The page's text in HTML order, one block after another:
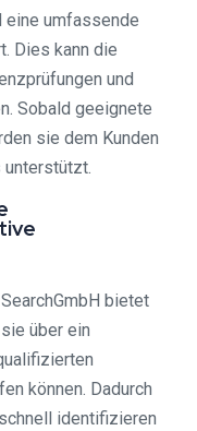
eine umfassende
Dies kann die
und
Sobald geeignete
sie dem Kunden
bietet
über ein
können. Dadurch
identifizieren